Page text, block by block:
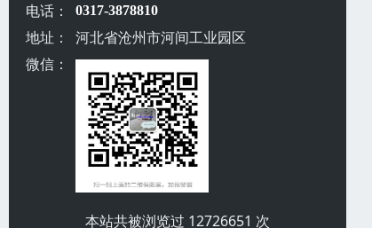
电话： 0317-3878810
地址：
河北省沧州市河间工业园区
微信：
本站共被浏览过 12726651 次